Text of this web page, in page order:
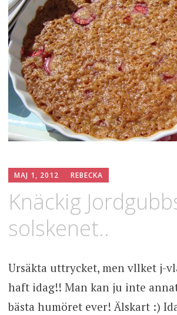
MAJ 1, 2012 REBECKA
Knäckig
solskenet..
Ursäkta uttrycket, men vllket j-
haft idag!! Man kan ju inte
bästa humöret ever! Älskart :)